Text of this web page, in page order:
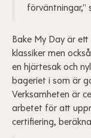
förväntningar,"
Bake My Day är
klassiker men
en hjärtesak och
bageriet i som är
Verksamheten är
arbetet för att
certifiering,